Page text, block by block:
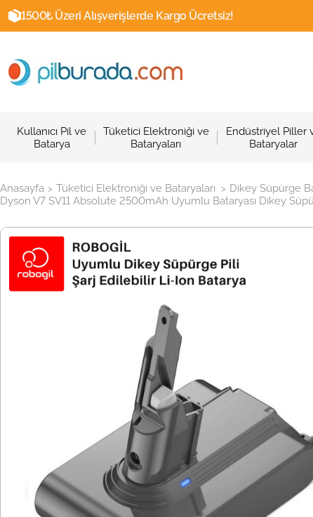
1500₺ Üzeri Alışverişlerde Kargo Ücretsiz!
Kullanıcı Pil ve
Batarya
Tüketici Elektroniği ve
Bataryaları
Endüstriyel Piller
Bataryalar
Anasayfa > Tüketici Elektroniği ve Bataryaları > Dikey Süpürge
Dyson V7 SV11 Absolute 2500mAh Uyumlu Bataryası Dikey